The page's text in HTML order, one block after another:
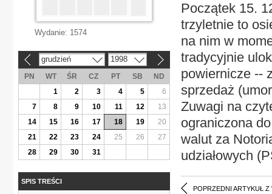
Początek 15.
trzyletnie to
na nim w
tradycyjnie
powiernicze --
sprzedaż
Zuwagi na
ograniczona
walut za
udziałowych
POPRZEDNI ARTYKUŁ Z
Wydanie: 1574
grudzień 1998
PN WT ŚR CZ PT SB
ND
1
2 3 4 5
6
7
8 9 10 11 12
13
14
15 16 17 18 19
20
21
22 23 24 25 26
27
28
29 30 31
SPIS TREŚCI